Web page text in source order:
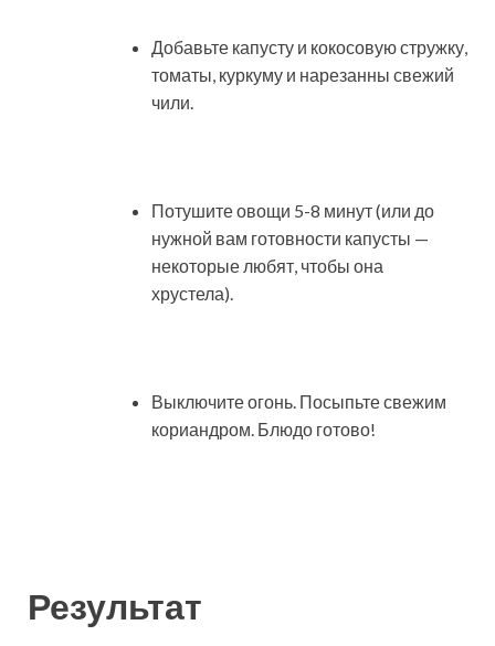
Добавьте капусту и кокосовую стружку,
томаты, куркуму и нарезанны свежий
чили.
Потушите овощи 5-8 минут (или до
нужной вам готовности капусты —
некоторые любят, чтобы она
хрустела).
Выключите огонь. Посыпьте свежим
кориандром. Блюдо готово!
Результат